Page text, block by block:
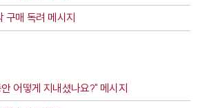
매 독려 메시지
어떻게 지내셨나요?" 메시지